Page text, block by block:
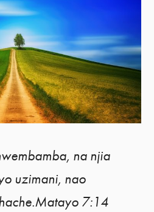
na njia
uzimani, nao
7:14